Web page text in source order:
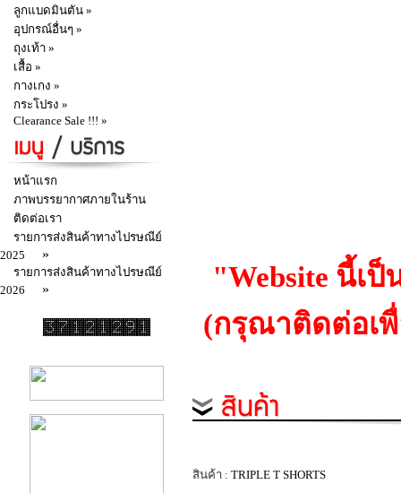
ลูกแบดมินตัน »
อุปกรณ์อื่นๆ »
ถุงเท้า »
เสื้อ »
กางเกง »
กระโปรง »
Clearance Sale !!! »
หน้าแรก
ภาพบรรยากาศภายในร้าน
ติดต่อเรา
รายการส่งสินค้าทางไปรษณีย์
2025
»
รายการส่งสินค้าทางไปรษณีย์
2026
»
"Website นี้เ
(กรุณาติดต่อเ
สินค้า : TRIPLE T SHORTS